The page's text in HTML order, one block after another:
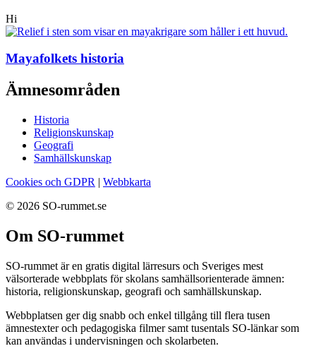
Hi
Mayafolkets historia
Ämnesområden
Historia
Religionskunskap
Geografi
Samhällskunskap
Cookies och GDPR | Webbkarta
© 2026 SO-rummet.se
Om SO-rummet
SO-rummet är en gratis digital lärresurs och Sveriges mest
välsorterade webbplats för skolans samhällsorienterade ämnen:
historia, religionskunskap, geografi och samhällskunskap.
Webbplatsen ger dig snabb och enkel tillgång till flera tusen
ämnestexter och pedagogiska filmer samt tusentals SO-länkar som
kan användas i undervisningen och skolarbeten.